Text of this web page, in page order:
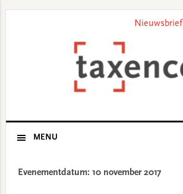
Nieuwsbrief
MENU
Evenementdatum: 10 november 2017